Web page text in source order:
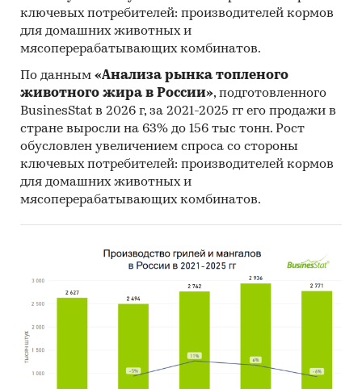
Таблица 1. Газораспределение и газификация в
России
Протяженность
наружных газопроводов,
обслуживаемых
дочерними и
зависимыми
газораспределительными
Транспортировка
природного газа по
газораспределительным
обслуживаемым
дочерними и
зависимыми ГРО
ключевых потребителей: производителей кормов
для домашних животных и
мясоперерабатывающих комбинатов.
По данным «Анализа рынка топленого
животного жира в России», подготовленного
BusinesStat в 2026 г, за 2021-2025 гг его продажи в
стране выросли на 63% до 156 тыс тонн. Рост
обусловлен увеличением спроса со стороны
ключевых потребителей: производителей кормов
для домашних животных и
мясоперерабатывающих комбинатов.